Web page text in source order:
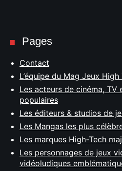
Pages
Contact
L’équipe du Mag Jeux High
Les acteurs de cinéma, TV
populaires
Les éditeurs & studios de
Les Mangas les plus
Les marques High-Tech
Les personnages de jeux
vidéoludiques